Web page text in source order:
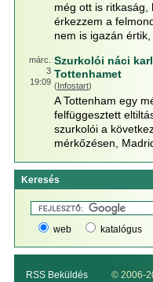
még ott is ritkaság,
érkezzem a
nem is igazán értik,
márc.
3
19:09
Szurkolói náci
Tottenhamet
(Infostart)
A Tottenham egy
felfüggesztett
szurkolói a
mérkőzésen,
Keresés
web katalógus
RSS Beküldés © 2006-